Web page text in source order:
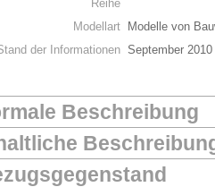
Reihe
Modellart
Modelle von
der Informationen September 2010
Beschreibung